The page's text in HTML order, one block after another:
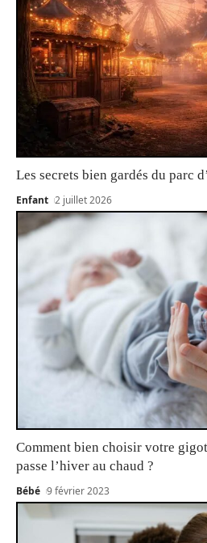
Les secrets bien gardés du parc
Enfant 2 juillet 2026
Comment bien choisir votre
passe l’hiver au chaud ?
Bébé 9 février 2023